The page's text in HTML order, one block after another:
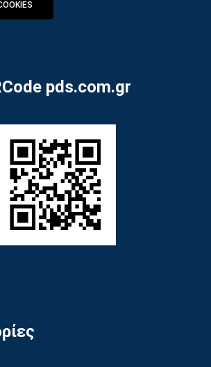
pds.com.gr